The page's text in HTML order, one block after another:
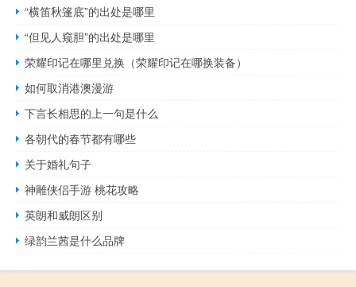
“横笛秋篷底”的出处是哪里
“但见人窥胆”的出处是哪里
荣耀印记在哪里兑换（荣耀印记在哪换装备）
如何取消港澳漫游
下言长相思的上一句是什么
各朝代的春节都有哪些
关于婚礼句子
神雕侠侣手游 桃花攻略
英朗和威朗区别
绿韵兰茜是什么品牌